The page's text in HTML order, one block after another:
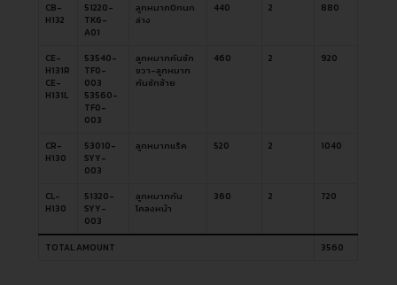
CB-
H132
51220-
TK6-
A01
ลูกหมากปีกนก
ล่าง
440 2 880
CE-
H131R
CE-
H131L
53540-
TF0-
003
53560-
TF0-
003
ลูกหมากคันชัก
ขวา-ลูกหมาก
คันชักซ้าย
460 2 920
CR-
H130
53010-
SYY-
003
ลูกหมากแร็ค 520 2 1040
CL-
H130
51320-
SYY-
003
ลูกหมากกัน
โคลงหน้า
360 2 720
TOTAL AMOUNT 3560